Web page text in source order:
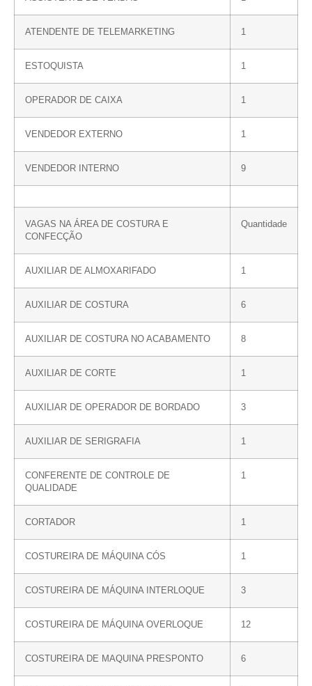
ATENDENTE DE TELEMARKETING 1
ESTOQUISTA 1
OPERADOR DE CAIXA 1
VENDEDOR EXTERNO 1
VENDEDOR INTERNO 9
VAGAS NA ÁREA DE COSTURA E
CONFECÇÃO
Quantidade
AUXILIAR DE ALMOXARIFADO 1
AUXILIAR DE COSTURA 6
AUXILIAR DE COSTURA NO ACABAMENTO 8
AUXILIAR DE CORTE 1
AUXILIAR DE OPERADOR DE BORDADO 3
AUXILIAR DE SERIGRAFIA 1
CONFERENTE DE CONTROLE DE
QUALIDADE
1
CORTADOR 1
COSTUREIRA DE MÁQUINA CÓS 1
COSTUREIRA DE MÁQUINA INTERLOQUE 3
COSTUREIRA DE MÁQUINA OVERLOQUE 12
COSTUREIRA DE MAQUINA PRESPONTO 6